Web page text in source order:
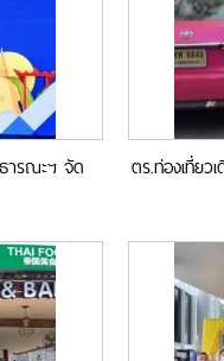
ารณะฯ จัด
ตร.ท่องเที่ยว